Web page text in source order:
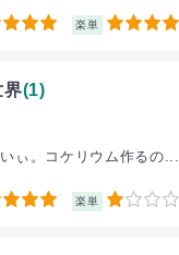
楽単 5
界(1)
ぃ。コケリウム作るの...
楽単 1